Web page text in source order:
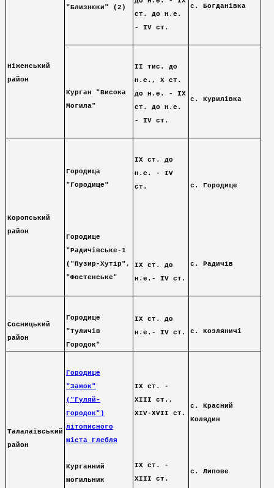
Ніженський
район
"Близнюки" (2)
ст. до н.е.
- ІV ст.
с. Богданівка
Курган "Висока
Могила"
IІ тис. до
н.е., Х ст.
до н.е. - ІХ
ст. до н.е.
- ІV ст.
с. Курилівка
Коропський
район
Городища
"Городище"
Городище
"Радичівське-1
("Пузир-Хутір",
"Фостенське"
ІХ ст. до
н.е. - ІV
ст.
ІХ ст. до
н.е.- ІV ст.
с. Городище
с. Радичів
Сосницький
район
Городище
"Туличів
Городок"
ІХ ст. до
н.е.- ІV ст.
с. Козляничі
Талалаївський
район
Городище
"Замок"
("Гуляй-
Городок")
літописного
міста Глебля
Курганний
могильник
ІХ ст. -
ХІІІ ст.,
ХІV-ХVІІ ст.
ІХ ст. -
ХІІІ ст.
с. Красний
Колядин
с. Липове